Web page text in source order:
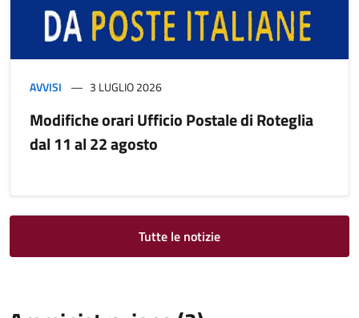
AVVISI 3 LUGLIO 2026
Modifiche orari Ufficio Postale di Roteglia
dal 11 al 22 agosto
Tutte le notizie